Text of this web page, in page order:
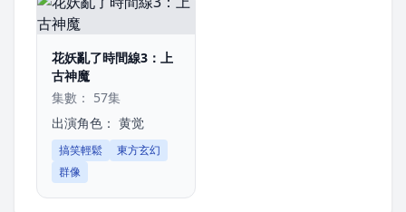
花妖亂了時間線3：上
古神魔
集數： 57集
出演角色： 黄觉
搞笑輕鬆
東方玄幻
群像